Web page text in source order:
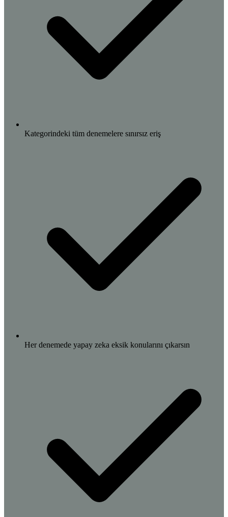
Kategorindeki tüm denemelere sınırsız eriş
Her denemede yapay zeka eksik konularını çıkarsın